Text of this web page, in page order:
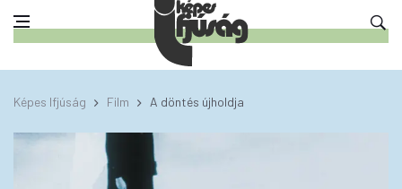
Képes Ifjúság Film A döntés újholdja